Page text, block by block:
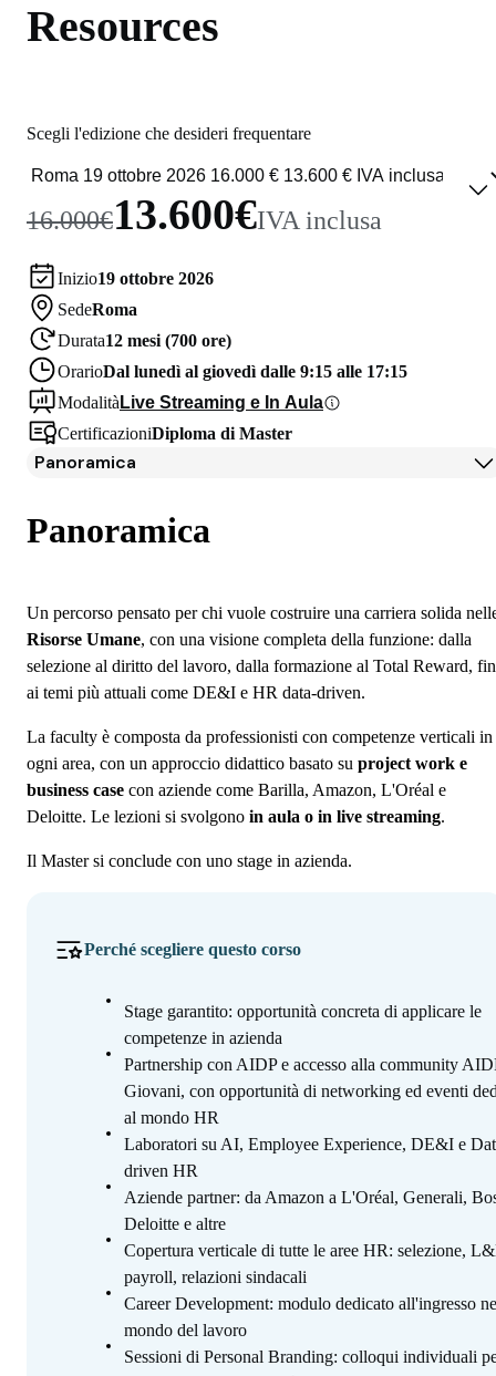
Resources
Scegli l'edizione che desideri frequentare
16.000€13.600€IVA inclusa
Inizio19 ottobre 2026
SedeRoma
Durata12 mesi (700 ore)
OrarioDal lunedì al giovedì dalle 9:15 alle 17:15
Modalità Live Streaming e In Aula
CertificazioniDiploma di Master
Panoramica
Programma
Docenti
Iscrizione
Borse di studio e finanziamenti
Open Day
Domande frequenti
Panoramica
Un percorso pensato per chi vuole costruire una carriera solida
Risorse Umane, con una visione completa della funzione: dalla
selezione al diritto del lavoro, dalla formazione al Total Reward,
ai temi più attuali come DE&I e HR data-driven.
La faculty è composta da professionisti con competenze verticali in
ogni area, con un approccio didattico basato su project work e
business case con aziende come Barilla, Amazon, L'Oréal e
Deloitte. Le lezioni si svolgono in aula o in live streaming.
Il Master si conclude con uno stage in azienda.
Perché scegliere questo corso
Stage garantito: opportunità concreta di applicare le
competenze in azienda
Partnership con AIDP e accesso alla community
Giovani, con opportunità di networking ed eventi
al mondo HR
Laboratori su AI, Employee Experience, DE&I e
driven HR
Aziende partner: da Amazon a L'Oréal, Generali,
Deloitte e altre
Copertura verticale di tutte le aree HR: selezione,
payroll, relazioni sindacali
Career Development: modulo dedicato all'ingresso
mondo del lavoro
Sessioni di Personal Branding: colloqui individuali